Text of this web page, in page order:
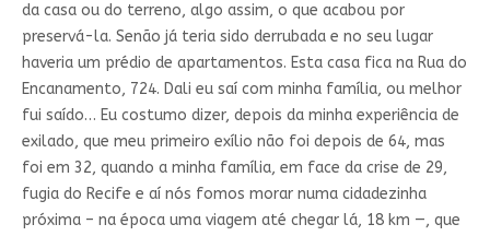
da casa ou do terreno, algo assim, o que acabou por
preservá-la. Senão já teria sido derrubada e no seu lugar
haveria um prédio de apartamentos. Esta casa fica na Rua do
Encanamento, 724. Dali eu saí com minha família, ou melhor
fui saído… Eu costumo dizer, depois da minha experiência de
exilado, que meu primeiro exílio não foi depois de 64, mas
foi em 32, quando a minha família, em face da crise de 29,
fugia do Recife e aí nós fomos morar numa cidadezinha
próxima – na época uma viagem até chegar lá, 18 km —, que